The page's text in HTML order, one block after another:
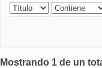
Mostrando 1 de un